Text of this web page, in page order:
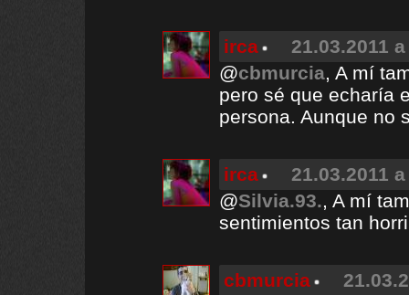
irca
21.03.2011
@cbmurcia, A mí
pero sé que echaría
persona. Aunque no
irca
21.03.2011
@Silvia.93., A mí
sentimientos tan
cbmurcia